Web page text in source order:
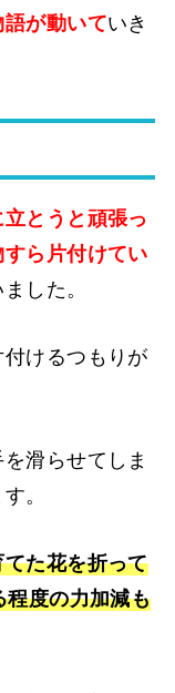
が動いていき
立とうと頑張っ
ら片付けてい
した。
けるつもりが
滑らせてしま
。
た花を折って
程度の力加減も